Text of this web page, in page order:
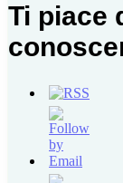
Ti piace